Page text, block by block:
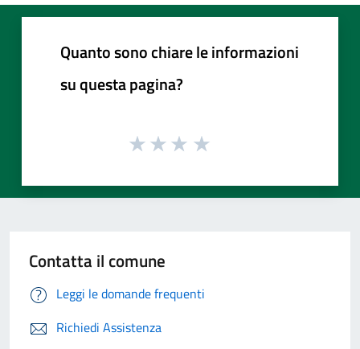
Quanto sono chiare le informazioni
su questa pagina?
Contatta il comune
Leggi le domande frequenti
Richiedi Assistenza